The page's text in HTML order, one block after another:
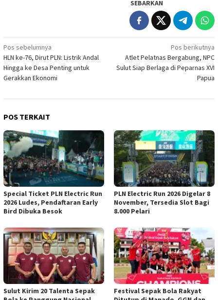
SEBARKAN
Navigasi
pos
Pos sebelumnya
HLN ke-76, Dirut PLN: Listrik Andal
Hingga ke Desa Penting untuk
Gerakkan Ekonomi
Pos berikutnya
Atlet Pelatnas Bergabung, NPC
Sulut Siap Berlaga di Peparnas XVI
Papua
POS TERKAIT
Special Ticket PLN Electric Run
2026 Ludes, Pendaftaran Early
Bird Dibuka Besok
PLN Electric Run 2026 Digelar 8
November, Tersedia Slot Bagi
8.000 Pelari
Sulut Kirim 20 Talenta Sepak
Festival Sepak Bola Rakyat